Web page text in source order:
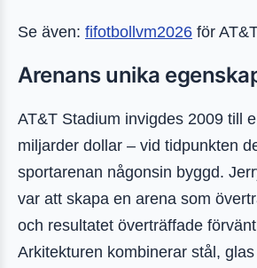
Se även: fifotbollvm2026 för
Arenans unika
AT&T Stadium invigdes 2009 till
miljarder dollar – vid tidpunkten
sportarenan någonsin byggd.
var att skapa en arena som
och resultatet överträffade
Arkitekturen kombinerar stål,